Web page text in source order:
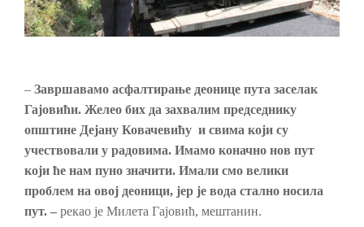
– Завршавамо асфалтирање деонице пута заселак
Гајовићи. Желео бих да захвалим председнику
општине Дејану Ковачевићу и свима који су
учествовали у радовима. Имамо коначно нов пут
који ће нам пуно значити. Имали смо велики
проблем на овој деоници, јер је вода стално носила
пут. – рекао је Милета Гајовић, мештанин.